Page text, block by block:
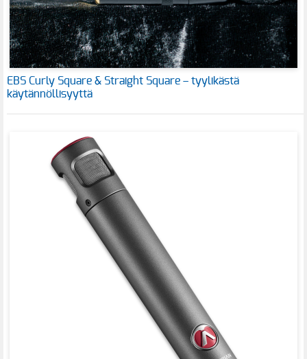
EBS Curly Square & Straight Square – tyylikästä
käytännöllisyyttä